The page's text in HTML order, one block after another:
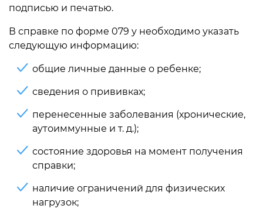
подписью и печатью.
В справке по форме 079 у необходимо указать
следующую информацию:
общие личные данные о ребенке;
сведения о прививках;
перенесенные заболевания (хронические,
аутоиммунные и т. д.);
состояние здоровья на момент получения
справки;
наличие ограничений для физических
нагрузок;